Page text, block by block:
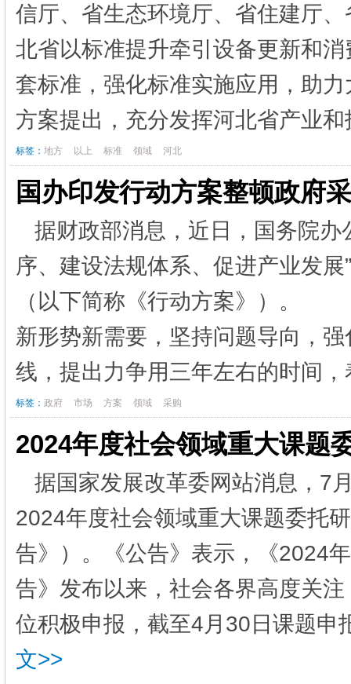
信厅、省生态环境厅、省住建厅
北省以标准提升牵引设备更新和
套标准，强化标准实施应用，
方案提出，充分发挥河北省产业
标签： 地方 以上 标准 领域 河北
国办印发行动方案整顿政府
据财政部消息，近日，国务院办
序、建设法规体系、促进产业发
（以下简称《行动方案》）。
新形势新需要，坚持问题导向，
线，提出力争用三年左右的时间
标签： 政府 市场 方案 领域 采购
2024年度社会领域重大课题
据国家发展改革委网站消息，7
2024年度社会领域重大课题委托
告》）。《公告》表示，《2024
告》发布以来，社会各界高度关
位积极申报，截至4月30日课题
文>>